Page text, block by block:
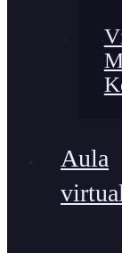
Aula
virtual